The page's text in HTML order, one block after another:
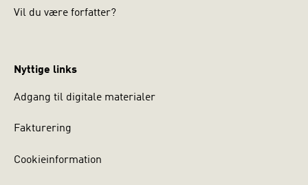
Vil du være forfatter?
Nyttige links
Adgang til digitale materialer
Fakturering
Cookieinformation